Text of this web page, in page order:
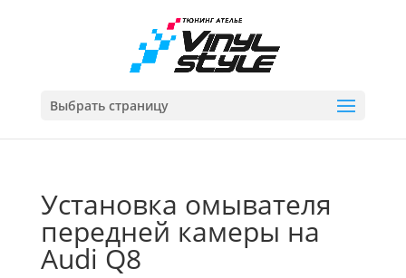
Выбрать страницу
Установка омывателя
передней камеры на
Audi Q8